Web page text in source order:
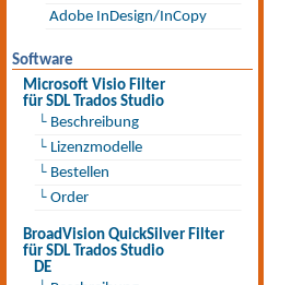
Adobe InDesign/InCopy
Software
Microsoft Visio Filter
für SDL Trados Studio
└ Beschreibung
└ Lizenzmodelle
└ Bestellen
└ Order
BroadVision QuickSilver Filter
für SDL Trados Studio
DE